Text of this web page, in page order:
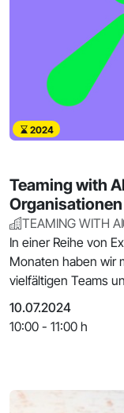
2024
Teaming with
TEAMING WITH AI
In einer Reihe von
Monaten haben wir
vielfältigen Teams
10.07.2024
10:00 - 11:00 h